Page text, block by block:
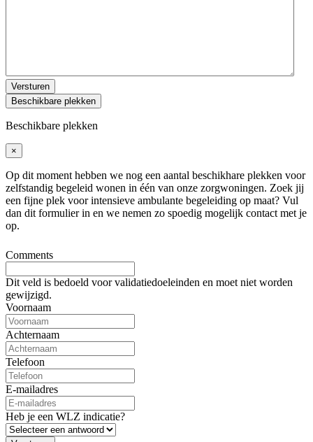
Versturen
Beschikbare plekken
Beschikbare plekken
×
Op dit moment hebben we nog een aantal beschikhare plekken voor
zelfstandig begeleid wonen in één van onze zorgwoningen. Zoek jij
een fijne plek voor intensieve ambulante begeleiding op maat? Vul
dan dit formulier in en we nemen zo spoedig mogelijk contact met je
op.
Comments
Dit veld is bedoeld voor validatiedoeleinden en moet niet worden
gewijzigd.
Voornaam
Achternaam
Telefoon
E-mailadres
Heb je een WLZ indicatie?